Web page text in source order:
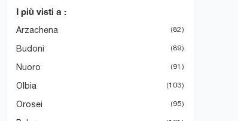
I più visti a :
Arzachena 82
Budoni 89
Nuoro 91
Olbia 103
Orosei 95